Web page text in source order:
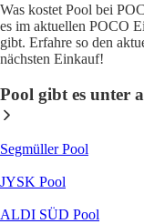
Was kostet Pool bei
es im aktuellen POCO
gibt. Erfahre so den
nächsten Einkauf!
Pool gibt es unter
Segmüller Pool
JYSK Pool
ALDI SÜD Pool